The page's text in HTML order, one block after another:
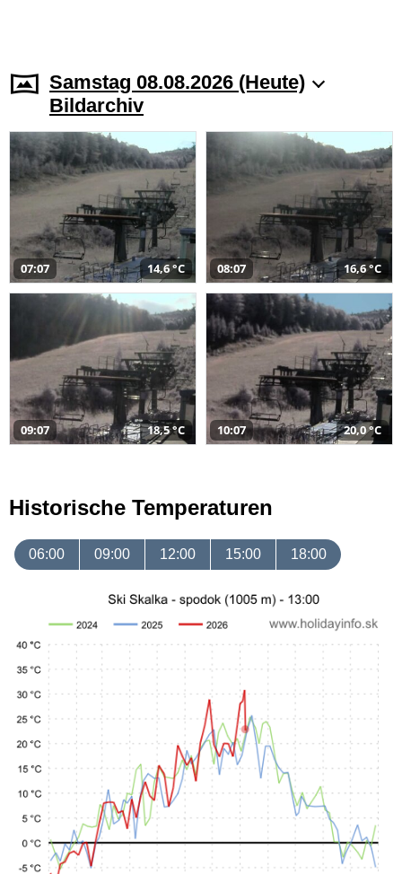
Samstag 08.08.2026 (Heute)
Bildarchiv
07:07 14,6 °C 08:07 16,6 °C
09:07 18,5 °C 10:07 20,0 °C
Historische Temperaturen
06:00 09:00 12:00 15:00 18:00